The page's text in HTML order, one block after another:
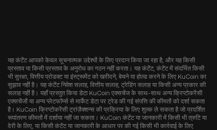
यह कंटेंट आपको केवल सूचनात्मक उद्देश्यों के लिए प्रदान किया जा रहा है, और यह किसी
प्रस्ताव या किसी प्रस्ताव के अनुरोध का गठन नहीं करता। यह कंटेंट, कंटेंट में संदर्भित किसी
भी सुरक्षा, वित्तीय प्रोडक्ट या इंस्ट्रूमेंट को खरीदने, बेचने या होल्ड करने के लिए KuCoin का
सुझाव नहीं है। यह कंटेंट निवेश सलाह, वित्तीय सलाह, ट्रेडिंग सलाह या किसी अन्य प्रकार की
सलाह नहीं है। यहाँ प्रस्तुत किया डेटा KuCoin एक्सचेंज के साथ-साथ अन्य क्रिप्टोकरेंसी
एक्सचेंजों या अन्य प्लेटफॉर्म्स से मार्केट डेटा पर ट्रेड की गई संपत्ति की कीमतों को दर्शा सकता
है। KuCoin क्रिप्टोकरेंसी ट्रांज़ैक्शन्स की प्रक्रिया के लिए शुल्क ले सकता है जो प्रदर्शित
रूपांतरण कीमतों में दर्शाया नहीं जा सकता। KuCoin कंटेंट या जानकारी में किसी भी त्रुटि या
देरी के लिए, या किसी कंटेंट या जानकारी के आधार पर की गई किसी भी कार्रवाई के लिए